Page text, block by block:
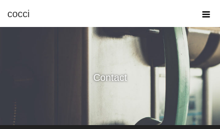
cocci
Contact